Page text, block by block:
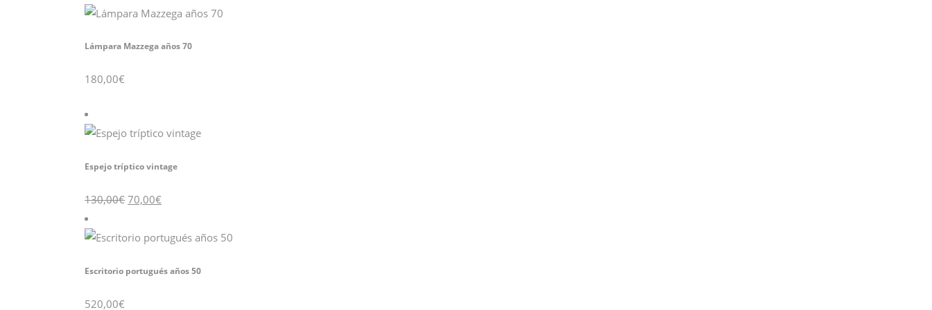
90,00€.50,00€.
Lámpara Mazzega años 70
180,00€
Espejo tríptico vintage
130,00€ El
precio
130,00€.
70,00€precio
70,00€.
Escritorio portugués años 50
520,00€